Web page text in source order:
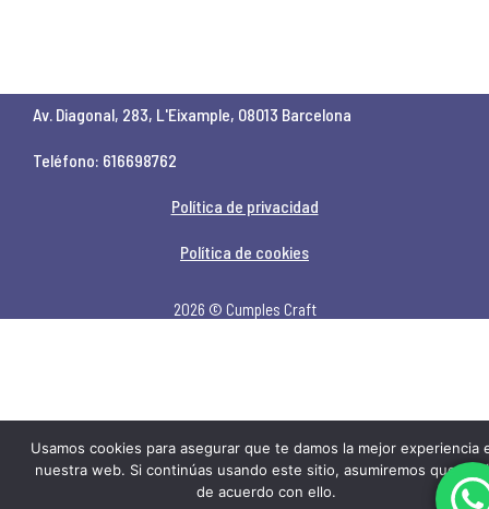
Av. Diagonal, 283, L'Eixample, 08013 Barcelona
Teléfono: 616698762
Política de privacidad
Política de cookies
2026 © Cumples Craft
Usamos cookies para asegurar que te damos la mejor experiencia
nuestra web. Si continúas usando este sitio, asumiremos que
de acuerdo con ello.